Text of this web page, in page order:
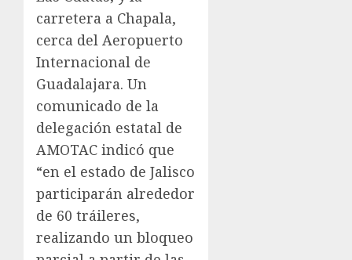
carretera a Chapala,
cerca del Aeropuerto
Internacional de
Guadalajara. Un
comunicado de la
delegación estatal de
AMOTAC indicó que
“en el estado de Jalisco
participarán alrededor
de 60 tráileres,
realizando un bloqueo